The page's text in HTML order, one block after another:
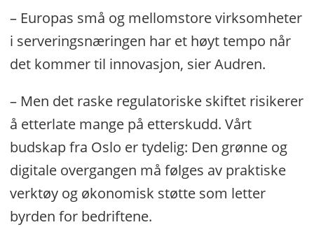
– Europas små og mellomstore virksomheter
i serveringsnæringen har et høyt tempo når
det kommer til innovasjon, sier Audren.
– Men det raske regulatoriske skiftet risikerer
å etterlate mange på etterskudd. Vårt
budskap fra Oslo er tydelig: Den grønne og
digitale overgangen må følges av praktiske
verktøy og økonomisk støtte som letter
byrden for bedriftene.